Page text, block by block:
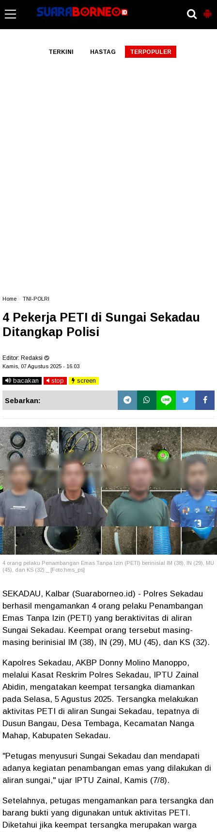
TERKINI HASTAG TERPOPULER
Home TNI-POLRI
4 Pekerja PETI di Sungai Sekadau
Ditangkap Polisi
Editor: Redaksi
Kamis, 07 Agustus 2025 - 16.03
bacakan stop screen
Sebarkan:
4 orang pelaku Penambangan Emas Tanpa Izin (PETI) berinisial IM (38), IN (29), MU
(45), dan KS (32) _ [Foto:hms_ps]
SEKADAU, Kalbar (Suaraborneo.id) - Polres Sekadau
berhasil mengamankan 4 orang pelaku Penambangan
Emas Tanpa Izin (PETI) yang beraktivitas di aliran
Sungai Sekadau. Keempat orang tersebut masing-
masing berinisial IM (38), IN (29), MU (45), dan KS (32).
Kapolres Sekadau, AKBP Donny Molino Manoppo,
melalui Kasat Reskrim Polres Sekadau, IPTU Zainal
Abidin, mengatakan keempat tersangka diamankan
pada Selasa, 5 Agustus 2025. Tersangka melakukan
aktivitas PETI di aliran Sungai Sekadau, tepatnya di
Dusun Bangau, Desa Tembaga, Kecamatan Nanga
Mahap, Kabupaten Sekadau.
"Petugas menyusuri Sungai Sekadau dan mendapati
adanya kegiatan penambangan emas yang dilakukan di
aliran sungai," ujar IPTU Zainal, Kamis (7/8).
Setelahnya, petugas mengamankan para tersangka dan
barang bukti yang digunakan untuk aktivitas PETI.
Diketahui jika keempat tersangka merupakan warga